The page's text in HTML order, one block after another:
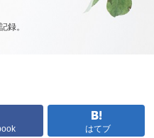
録。
はてブ